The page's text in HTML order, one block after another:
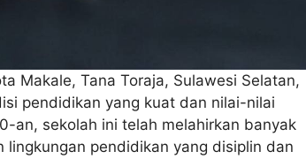
Makale, Tana Toraja, Sulawesi Selatan,
pendidikan yang kuat dan nilai-nilai
an, sekolah ini telah melahirkan banyak
pendidikan yang disiplin dan